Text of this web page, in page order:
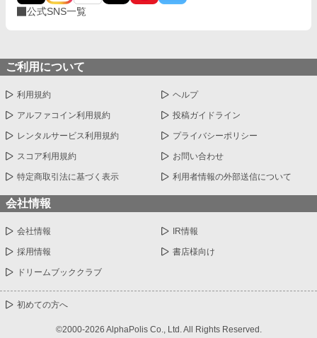
公式SNS一覧
ご利用について
利用規約 ヘルプ
アルファコイン利用規約 投稿ガイドライン
レンタルサービス利用規約 プライバシーポリシー
スコア利用規約 お問い合わせ
特定商取引法に基づく表示 利用者情報の外部送信について
会社情報
会社情報 IR情報
採用情報 書店様向け
ドリームブッククラブ
初めての方へ
©2000-2026 AlphaPolis Co., Ltd. All Rights Reserved.